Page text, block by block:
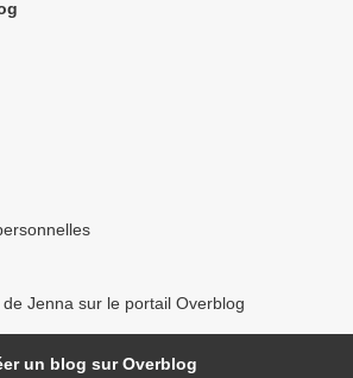
Jenna sur le portail Overblog
un blog sur Overblog